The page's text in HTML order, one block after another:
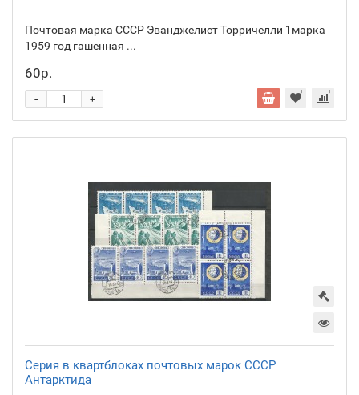
Почтовая марка СССР Эванджелист Торричелли 1марка
1959 год гашенная ...
60р.
+
-
Серия в квартблоках почтовых марок СССР
Антарктида